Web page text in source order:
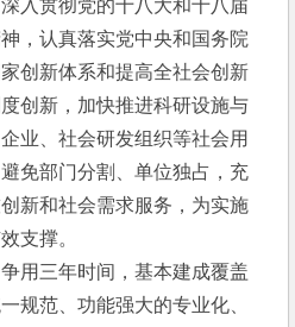
入贯彻党的十八大和十八届
，认真落实党中央和国务院
创新体系和提高全社会创新
创新，加快推进科研设施与
业、社会研发组织等社会用
免部门分割、单位独占，充
新和社会需求服务，为实施
支撑。
三年时间，基本建成覆盖
规范、功能强大的专业化、